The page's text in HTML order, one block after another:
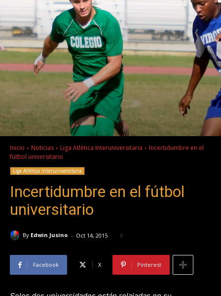
Inicio Noticias Liga Atlética Interuniversitaria
Incertidumbre en el
fútbol universitario
Liga Atlética Interuniversitaria
Incertidumbre en el fútbol
universitario
By Edwin Jusino - Oct 14, 2015 0
Facebook X Pinterest